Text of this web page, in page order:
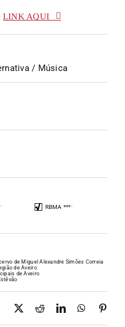
LINK AQUI
/ Música
* RBMA ****
de Miguel Alexandre Simões Correia
de Aveiro
de Aveiro
Facebook
X RedditLinkedIn